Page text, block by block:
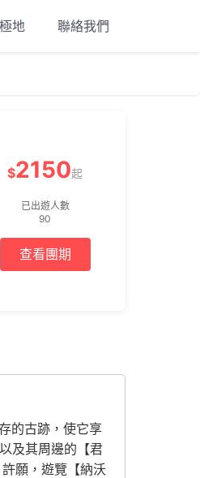
極地 聯絡我們
$2150起
已出遊人數
90
查看團期
的古跡，使它享
及其周邊的【君
願，遊覽【納沃